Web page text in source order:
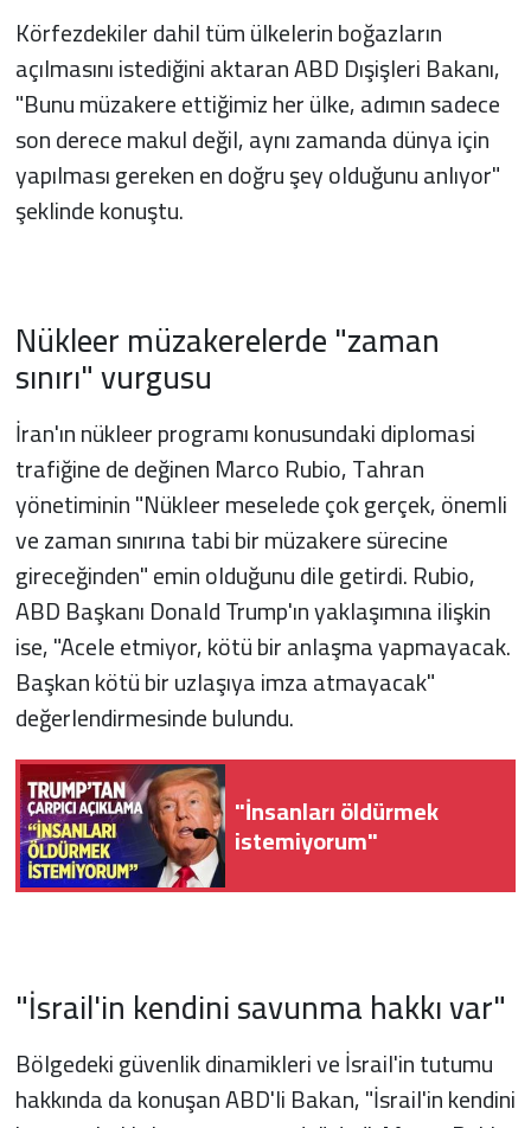
Körfezdekiler dahil tüm ülkelerin boğazların
açılmasını istediğini aktaran ABD Dışişleri Bakanı,
"Bunu müzakere ettiğimiz her ülke, adımın sadece
son derece makul değil, aynı zamanda dünya için
yapılması gereken en doğru şey olduğunu anlıyor"
şeklinde konuştu.
Nükleer müzakerelerde "zaman
sınırı" vurgusu
İran'ın nükleer programı konusundaki diplomasi
trafiğine de değinen Marco Rubio, Tahran
yönetiminin "Nükleer meselede çok gerçek, önemli
ve zaman sınırına tabi bir müzakere sürecine
gireceğinden" emin olduğunu dile getirdi. Rubio,
ABD Başkanı Donald Trump'ın yaklaşımına ilişkin
ise, "Acele etmiyor, kötü bir anlaşma yapmayacak.
Başkan kötü bir uzlaşıya imza atmayacak"
değerlendirmesinde bulundu.
"İnsanları öldürmek
istemiyorum"
"İsrail'in kendini savunma hakkı var"
Bölgedeki güvenlik dinamikleri ve İsrail'in tutumu
hakkında da konuşan ABD'li Bakan, "İsrail'in kendini